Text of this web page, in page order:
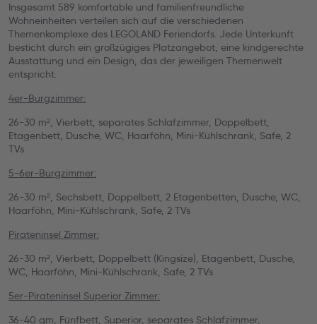
Insgesamt 589 komfortable und familienfreundliche
Wohneinheiten verteilen sich auf die verschiedenen
Themenkomplexe des LEGOLAND Feriendorfs. Jede Unterkunft
besticht durch ein großzügiges Platzangebot, eine kindgerechte
Ausstattung und ein Design, das der jeweiligen Themenwelt
entspricht.
4er-Burgzimmer:
26-30 m², Vierbett, separates Schlafzimmer, Doppelbett,
Etagenbett, Dusche, WC, Haarföhn, Mini-Kühlschrank, Safe, 2
TVs
5-6er-Burgzimmer:
26-30 m², Sechsbett, Doppelbett, 2 Etagenbetten, Dusche, WC,
Haarföhn, Mini-Kühlschrank, Safe, 2 TVs
Pirateninsel Zimmer:
26-30 m², Vierbett, Doppelbett (Kingsize), Etagenbett, Dusche,
WC, Haarföhn, Mini-Kühlschrank, Safe, 2 TVs
5er-Pirateninsel Superior Zimmer:
36-40 qm, Fünfbett, Superior, separates Schlafzimmer,